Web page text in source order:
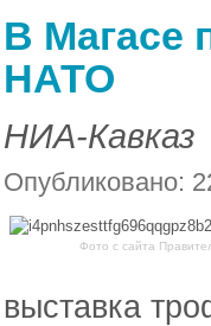
В Магасе
НАТО
НИА-Кавказ
Опубликовано:
Фото с сайта
выставка